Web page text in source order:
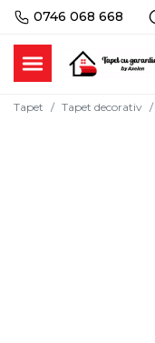
0746 068 668
Tapet Tapet decorativ